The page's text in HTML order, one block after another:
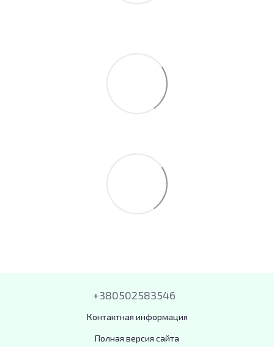
+380502583546
Контактная информация
Полная версия сайта